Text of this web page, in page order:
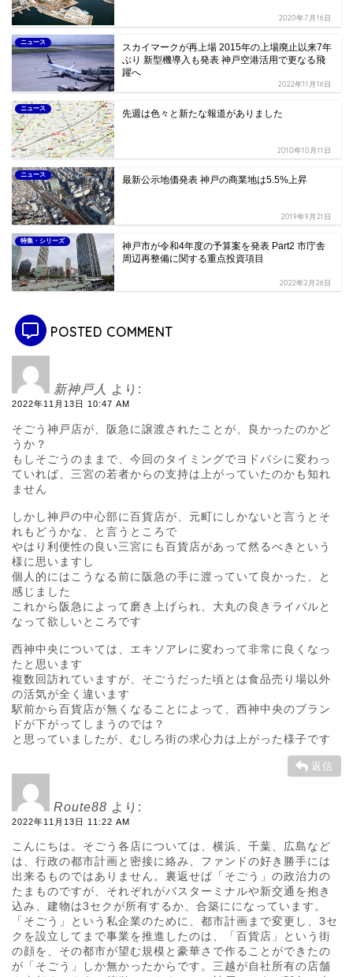
2020年7月16日
ニュース
スカイマークが再上場 2015年の上場廃止以来7年
ぶり 新型機導入も発表 神戸空港活用で更なる飛
躍へ
2022年11月16日
ニュース 先週は色々と新たな報道がありました
2010年10月11日
ニュース 最新公示地価発表 神戸の商業地は5.5%上昇
2019年9月21日
特集・シリーズ
神戸市が令和4年度の予算案を発表 Part2 市庁舎
周辺再整備に関する重点投資項目
2022年2月26日
POSTED COMMENT
新神戸人 より:
2022年11月13日 10:47 AM
そごう神戸店が、阪急に譲渡されたことが、良かったのかど
うか？
もしそごうのままで、今回のタイミングでヨドバシに変わっ
ていれば、三宮の若者からの支持は上がっていたのかも知れ
ません
しかし神戸の中心部に百貨店が、元町にしかないと言うとそ
れもどうかな、と言うところで
やはり利便性の良い三宮にも百貨店があって然るべきという
様に思いますし
個人的にはこうなる前に阪急の手に渡っていて良かった、と
感じました
これから阪急によって磨き上げられ、大丸の良きライバルと
なって欲しいところです
西神中央については、エキソアレに変わって非常に良くなっ
たと思います
複数回訪れていますが、そごうだった頃とは食品売り場以外
の活気が全く違います
駅前から百貨店が無くなることによって、西神中央のブラン
ドが下がってしまうのでは？
と思っていましたが、むしろ街の求心力は上がった様子です
返信
Route88 より:
2022年11月13日 11:22 AM
こんにちは。そごう各店については、横浜、千葉、広島など
は、行政の都市計画と密接に絡み、ファンドの好き勝手には
出来るものではありません。裏返せば「そごう」の政治力の
たまものですが、それぞれがバスターミナルや新交通を抱き
込み、建物は3セクが所有するか、合築にになっています。
「そごう」という私企業のために、都市計画まで変更し、3セ
クを設立してまで事業を推進したのは、「百貨店」という街
の顔を、その都市が望む規模と豪華さで作ることができたの
が「そごう」しか無かったからです。三越が自社所有の店舗